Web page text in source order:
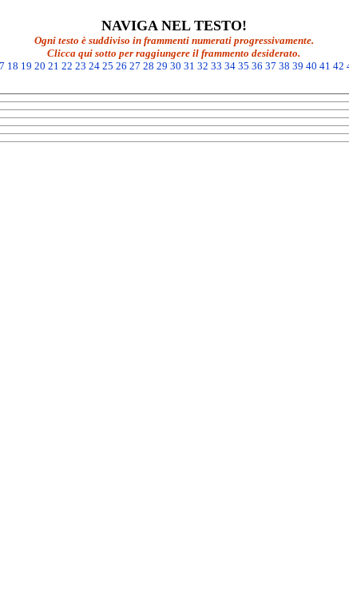
NAVIGA NEL TESTO!
Ogni testo è suddiviso in frammenti numerati progressivamente.
Clicca qui sotto per raggiungere il frammento desiderato.
18 19 20 21 22 23 24 25 26 27 28 29 30 31 32 33 34 35 36 37 38 39 40 41 42